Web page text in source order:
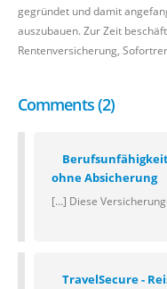
gegründet und damit
auszubauen. Zur Zeit
Rentenversicherung,
Comments (2)
ohne Absicherung
[…] Diese
TravelSecure -